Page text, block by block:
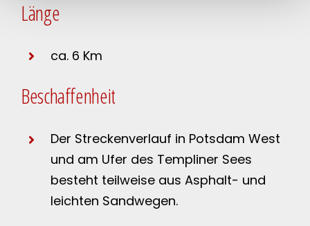
Länge
ca. 6 Km
Beschaffenheit
Der Streckenverlauf in Potsdam West
und am Ufer des Templiner Sees
besteht teilweise aus Asphalt- und
leichten Sandwegen.